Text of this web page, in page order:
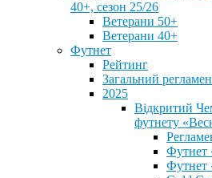
40+, сезон 25/26
Ветерани 50+
Ветерани 40+
Футнет
Рейтинг
Загальний
2025
Відкритий
футнету
Футнет
Футнет